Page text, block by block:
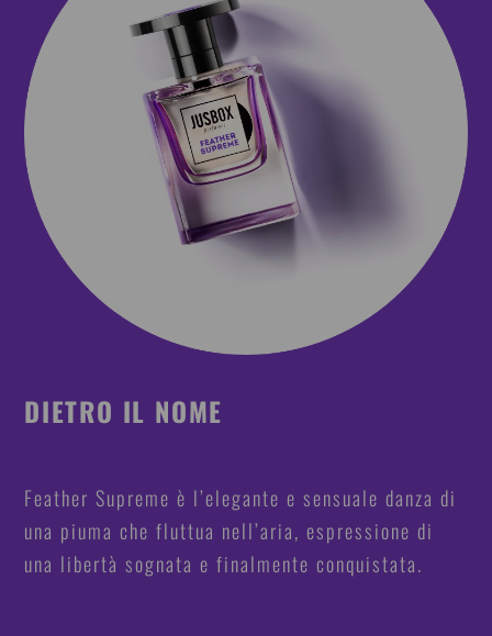
DIETRO IL NOME
Feather Supreme è l’elegante e sensuale danza di
una piuma che fluttua nell’aria, espressione di
una libertà sognata e finalmente conquistata.